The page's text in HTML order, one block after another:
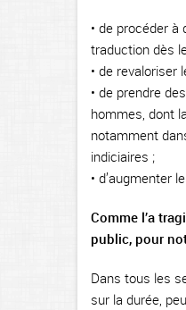
• de procéder
traduction dès
• de revaloriser
• de prendre
hommes, dont
notamment
indiciaires ;
• d’augmenter
Comme l’a
public, pour
Dans tous les
sur la durée,